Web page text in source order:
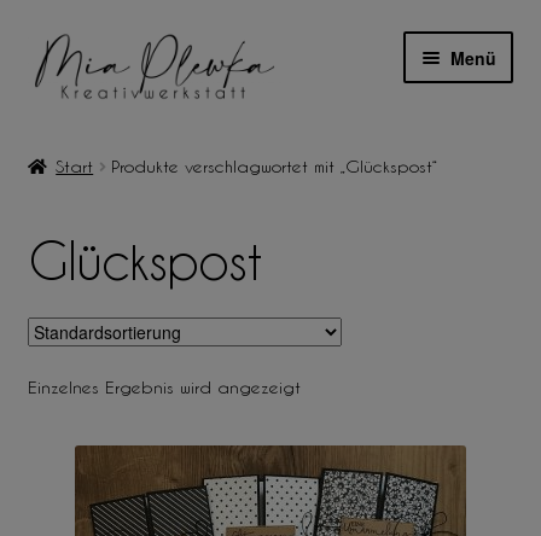
Zur
Navigation
springen
Zum
Inhalt
springen
Menü
ÜBER MICH
BLOG
MEIN KONTO
Start Produkte verschlagwortet mit „Glückspost“
Glückspost
Einzelnes Ergebnis wird angezeigt